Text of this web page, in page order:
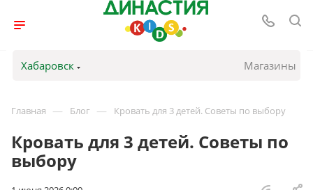
Хабаровск Магазины
Главная — Блог — Кровать для 3 детей. Советы по выбору
Кровать для 3 детей. Советы по
выбору